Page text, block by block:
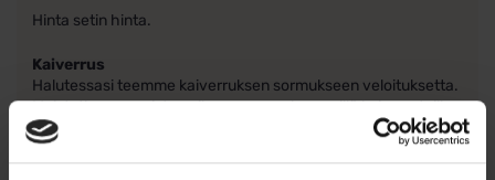
Hinta setin hinta.
Kaiverrus
Halutessasi teemme kaiverruksen sormukseen veloituksetta.
Muistathan varmistaa oikean sormuskoon, sillä kaiverretuilla
sormuksilla ei ole palautusoikeutta. Kokoa valittaessa
kannattaa ottaa huomioon, että sormus on hieman
pyöristetty sisäreunalta, joten se liukuu helpommin